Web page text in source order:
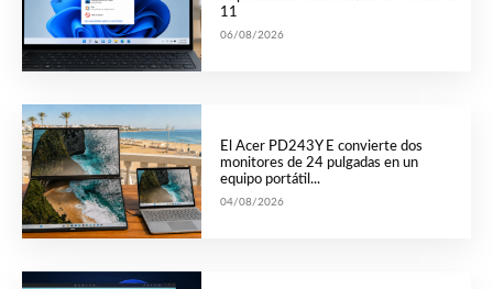
11
06/08/2026
El Acer PD243Y E convierte dos
monitores de 24 pulgadas en un
equipo portátil...
04/08/2026